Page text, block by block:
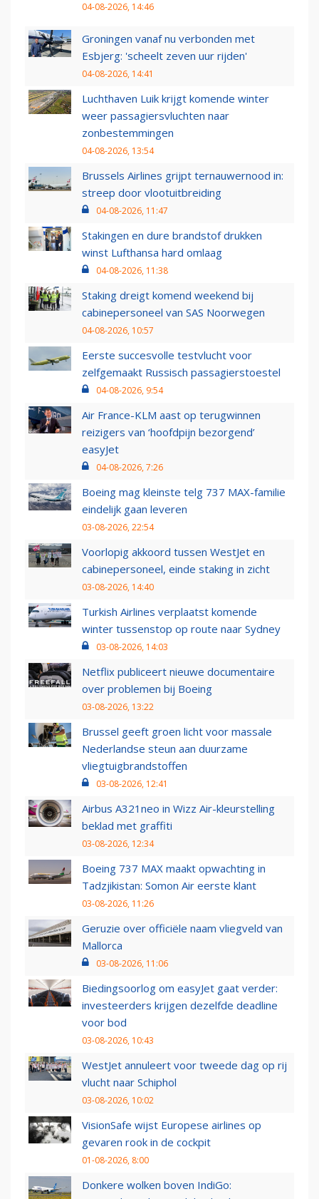
04-08-2026, 14:46
Groningen vanaf nu verbonden met
Esbjerg: 'scheelt zeven uur rijden'
04-08-2026, 14:41
Luchthaven Luik krijgt komende winter
weer passagiersvluchten naar
zonbestemmingen
04-08-2026, 13:54
Brussels Airlines grijpt ternauwernood in:
streep door vlootuitbreiding
04-08-2026, 11:47
Stakingen en dure brandstof drukken
winst Lufthansa hard omlaag
04-08-2026, 11:38
Staking dreigt komend weekend bij
cabinepersoneel van SAS Noorwegen
04-08-2026, 10:57
Eerste succesvolle testvlucht voor
zelfgemaakt Russisch passagierstoestel
04-08-2026, 9:54
Air France-KLM aast op terugwinnen
reizigers van ‘hoofdpijn bezorgend’
easyJet
04-08-2026, 7:26
Boeing mag kleinste telg 737 MAX-familie
eindelijk gaan leveren
03-08-2026, 22:54
Voorlopig akkoord tussen WestJet en
cabinepersoneel, einde staking in zicht
03-08-2026, 14:40
Turkish Airlines verplaatst komende
winter tussenstop op route naar Sydney
03-08-2026, 14:03
Netflix publiceert nieuwe documentaire
over problemen bij Boeing
03-08-2026, 13:22
Brussel geeft groen licht voor massale
Nederlandse steun aan duurzame
vliegtuigbrandstoffen
03-08-2026, 12:41
Airbus A321neo in Wizz Air-kleurstelling
beklad met graffiti
03-08-2026, 12:34
Boeing 737 MAX maakt opwachting in
Tadzjikistan: Somon Air eerste klant
03-08-2026, 11:26
Geruzie over officiële naam vliegveld van
Mallorca
03-08-2026, 11:06
Biedingsoorlog om easyJet gaat verder:
investeerders krijgen dezelfde deadline
voor bod
03-08-2026, 10:43
WestJet annuleert voor tweede dag op rij
vlucht naar Schiphol
03-08-2026, 10:02
VisionSafe wijst Europese airlines op
gevaren rook in de cockpit
01-08-2026, 8:00
Donkere wolken boven IndiGo: